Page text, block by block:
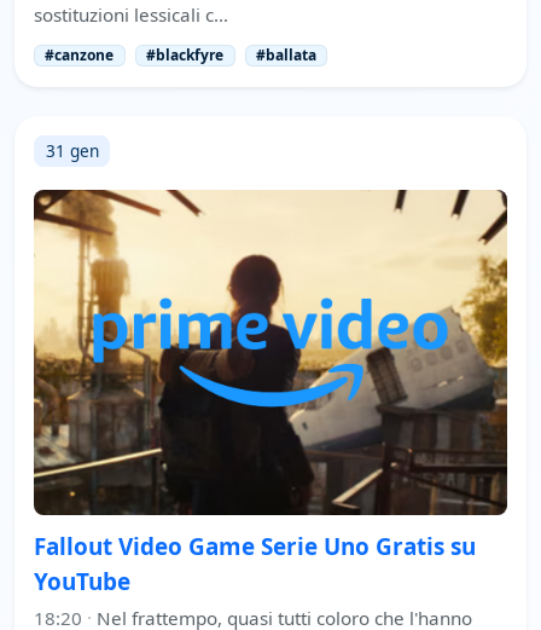
sostituzioni lessicali c…
#canzone #blackfyre #ballata
31 gen
Fallout Video Game Serie Uno Gratis su
YouTube
18:20 · Nel frattempo, quasi tutti coloro che l'hanno